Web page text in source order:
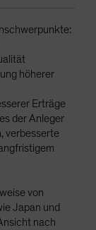
höherer
Erträge
der Anleger
verbesserte
von
Japan und
nach